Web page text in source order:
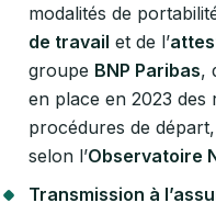
modalités de
de travail et de l’
groupe BNP Paribas,
en place en 2023 des
procédures de
selon l’Observatoire
Transmission à